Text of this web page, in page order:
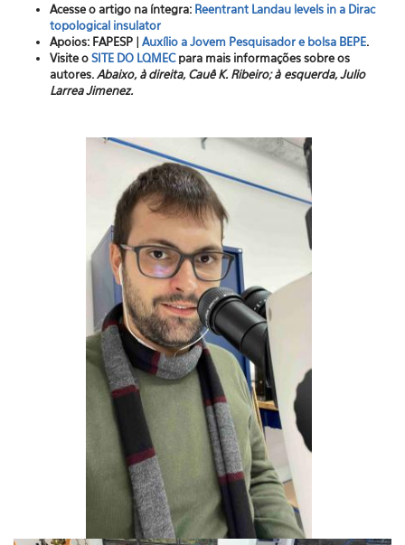
Acesse o artigo na íntegra: Reentrant Landau levels in a Dirac
topological insulator
Apoios: FAPESP | Auxílio a Jovem Pesquisador e bolsa BEPE.
Visite oSITE DO LQMECpara mais informações sobre os
autores.Abaixo, à direita, Cauê K. Ribeiro; à esquerda, Julio
Larrea Jimenez.